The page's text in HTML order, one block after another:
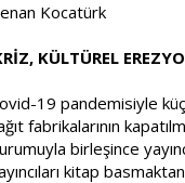
Kocatürk
KÜLTÜREL
19 pandemisiyle
fabrikalarının
birleşince
kitap